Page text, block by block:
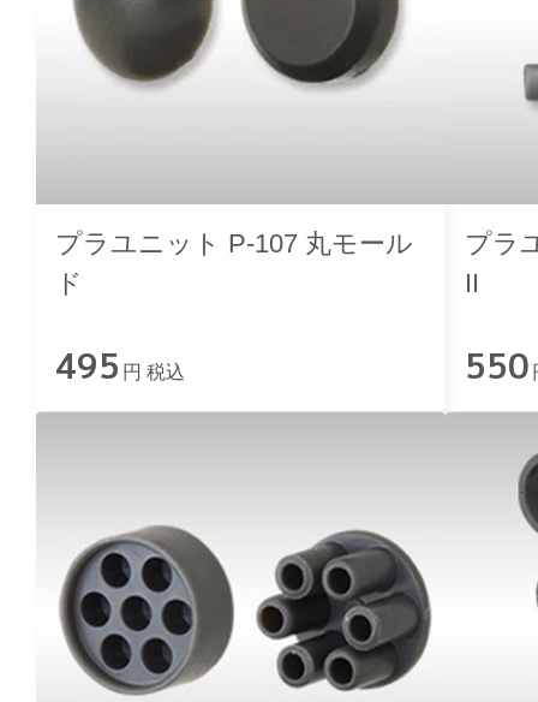
プラユニット P-107 丸モール
ド
495 円 税込
プラ
II
550